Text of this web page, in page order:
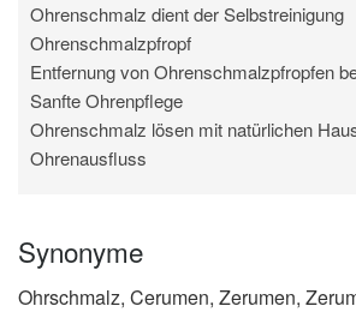
Ohrenschmalz dient der Selbstreinigung
Ohrenschmalzpfropf
Entfernung von Ohrenschmalzpfropfen
Sanfte Ohrenpflege
Ohrenschmalz lösen mit natürlichen
Ohrenausfluss
Synonyme
Ohrschmalz, Cerumen, Zerumen,